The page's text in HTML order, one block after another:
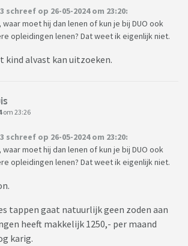
schreef op 26-05-2024 om 23:20:
waar moet hij dan lenen of kun je bij DUO ook
opleidingen lenen? Dat weet ik eigenlijk niet.
kind alvast kan uitzoeken.
om 23:26
schreef op 26-05-2024 om 23:20:
waar moet hij dan lenen of kun je bij DUO ook
opleidingen lenen? Dat weet ik eigenlijk niet.
tappen gaat natuurlijk geen zoden aan
heeft makkelijk 1250,- per maand
karig.